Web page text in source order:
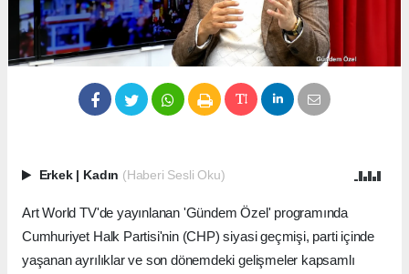
Erkek | Kadın (Haberi Sesli Oku)
Art World TV'de yayınlanan 'Gündem Özel' programında
Cumhuriyet Halk Partisi'nin (CHP) siyasi geçmişi, parti içinde
yaşanan ayrılıklar ve son dönemdeki gelişmeler kapsamlı